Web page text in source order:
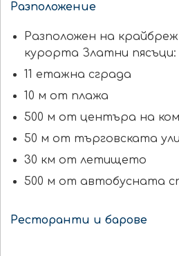
Разположение
Разположен на
курорта Златни пясъци:
11 етажна сграда
10 м от плажа
500 м от центъра на
50 м от търговската
30 км от летището
500 м от автобусната
Ресторанти и барове